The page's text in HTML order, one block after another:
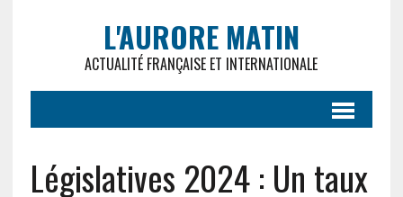
L'AURORE MATIN
ACTUALITÉ FRANÇAISE ET INTERNATIONALE
Législatives 2024 : Un taux